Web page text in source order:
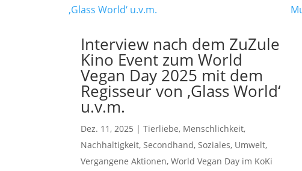
Interview nach dem ZuZule
Kino Event zum World
Vegan Day 2025 mit dem
Regisseur von ‚Glass World‘
u.v.m.
Dez. 11, 2025 |Tierliebe, Menschlichkeit,
Nachhaltigkeit,Secondhand,Soziales, Umwelt,
Vergangene Aktionen,World Vegan Day im KoKi